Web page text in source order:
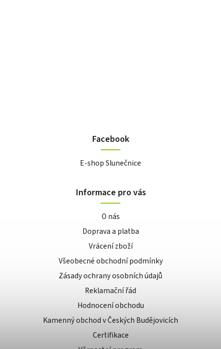
Facebook
E-shop Slunečnice
Informace pro vás
O nás
Doprava a platba
Vrácení zboží
Všeobecné obchodní podmínky
Zásady ochrany osobních údajů
Reklamační řád
Hodnocení obchodu
Kamenný obchod v Českých Budějovicích
Certifikace